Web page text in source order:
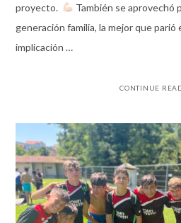
proyecto.
También se aprovechó
generación familia, la mejor que parió
implicación …
CONTINUE